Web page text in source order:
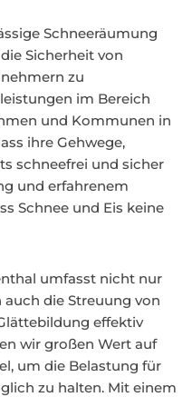
Schneeräumung
Sicherheit von
zu
im Bereich
und Kommunen in
ihre Gehwege,
schneefrei und sicher
und erfahrenem
Schnee und Eis keine
umfasst nicht nur
die Streuung von
effektiv
wir großen Wert auf
um die Belastung für
zu halten. Mit einem